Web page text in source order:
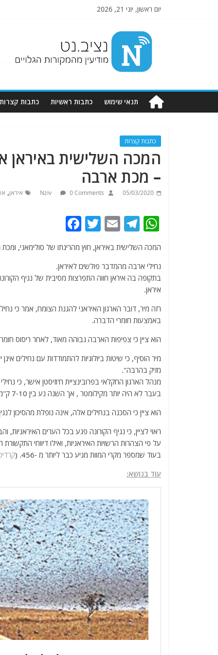
יום ראשון, יוני 21, 2026
Nziv.net
מודיעין
מהמקורות
תנאי שימוש כתבות ראשיות כתבות קצרות
כתבות קצרות
המכה השלישית באיראן
– מכת ארבה
05/03/2020
Nziv 0 Comments איראן,
W
at
s
A
p
p
T
e
g
ra
m
E
ai
l
T
itt
er
c
e
b
o
o
k
המכה השלישית באיראן, חוץ מהריגתו של סולימאני,
נחילי ארבה מהמדבר פולשים לאיראן.
בתקופה בה איראן חווה התפרצות מסיבית של נגיף
איראן.
רזה מיר, דובר הארגון האיראני להגנת הצומח, אמר כי
באמצעות חומרי הדברה.
הוא ציין כי צפיפות הארבה גבוהה מאוד, לאחר ריסוס חומרי
מיר הוסיף, כי שיטות ביולוגיות להתמודדות עם נחילים
מזיק בהרבה".
מנהל הארגון החקלאי בפרובינציית ח'וזיסטן אישר, כי
בעבר לא היה יותר מקילומטר , אך השנה נע בין 7-10 ק"מ.
הוא ציין כי הסכנה בנחילים אלה, אינה נופלת מהסיכון
על פי הצהרות הרשויות האיראניות, ואילו דיווחי
בעוד שמספר מקרי המוות מגיע כבר ליותר מ -456. (
עוד בנושא: